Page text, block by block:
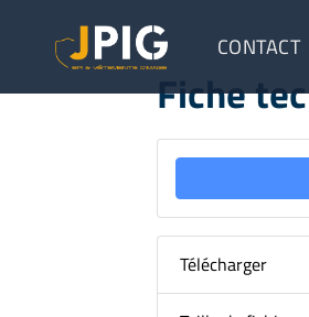
CONTACT
Fiche
Télécharger